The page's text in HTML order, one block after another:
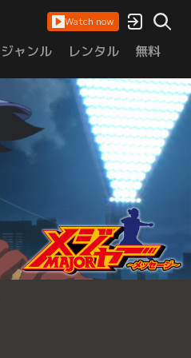
Watch now
ジャンル レンタル 無料